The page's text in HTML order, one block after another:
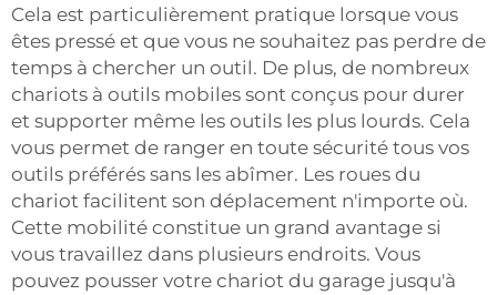
Cela est particulièrement pratique lorsque vous
êtes pressé et que vous ne souhaitez pas perdre de
temps à chercher un outil. De plus, de nombreux
chariots à outils mobiles sont conçus pour durer
et supporter même les outils les plus lourds. Cela
vous permet de ranger en toute sécurité tous vos
outils préférés sans les abîmer. Les roues du
chariot facilitent son déplacement n'importe où.
Cette mobilité constitue un grand avantage si
vous travaillez dans plusieurs endroits. Vous
pouvez pousser votre chariot du garage jusqu'à